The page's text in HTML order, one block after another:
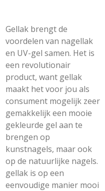
Gellak brengt de
voordelen van nagellak
en UV-gel samen. Het is
een revolutionair
product, want gellak
maakt het voor jou als
consument mogelijk zeer
gemakkelijk een mooie
gekleurde gel aan te
brengen op
kunstnagels, maar ook
op de natuurlijke nagels.
gellak is op een
eenvoudige manier mooi